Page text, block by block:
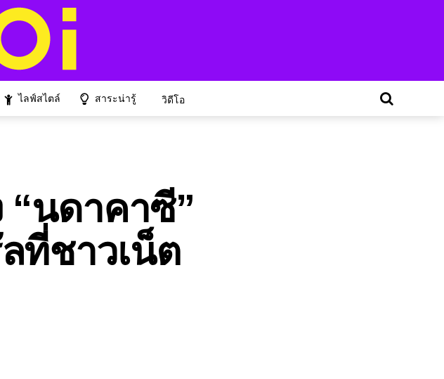
ไลฟ์สไตล์ สาระน่ารู้ วิดีโอ
“นดาคาซี”
ที่ชาวเน็ต